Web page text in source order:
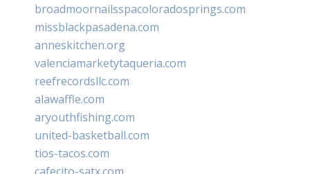
broadmoornailsspacoloradosprings.com
missblackpasadena.com
anneskitchen.org
valenciamarketytaqueria.com
reefrecordsllc.com
alawaffle.com
aryouthfishing.com
united-basketball.com
tios-tacos.com